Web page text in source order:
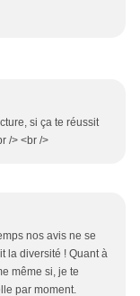
si ça te réussit
/> <br />
nos avis ne se
la diversité ! Quant à
même si, je te
par moment.